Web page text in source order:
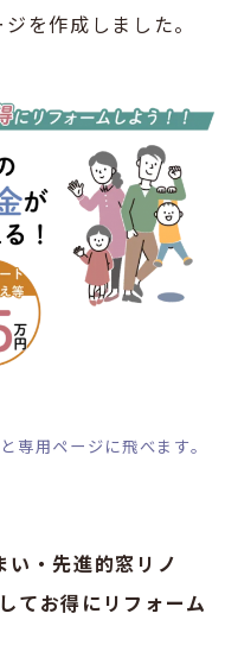
を作成しました。
用ページに飛べます。
い・先進的窓リノ
てお得にリフォーム